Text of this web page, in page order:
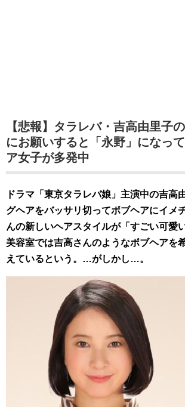
【悲報】タラレバ・吉高由里子
にお願いすると「永野」になっ
ア女子が多発中
ドラマ「東京タラレバ娘」主演中の吉高
グヘアをバッサリ切ってボブヘアにイメ
んの新しいヘアスタイルが「すごい可愛
美容室では吉高さんのようなボブヘアを
えているという。…がしかし…。